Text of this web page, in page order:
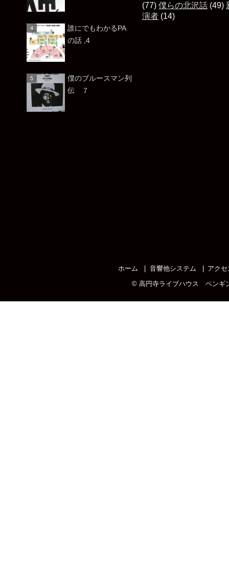
誰にでもわかるPA
の話 ,4
僕のブルースマン列
伝 ７
(77)僕らの北沢話 (49)
演者 (14)
ホーム 音響他システム
アクセ
© 高円寺ライブハウス ペンギ